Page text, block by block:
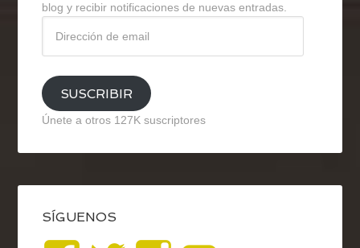
blog y recibir notificaciones de nuevas entradas.
email
SUSCRIBIR
Únete a otros 127K suscriptores
SÍGUENOS